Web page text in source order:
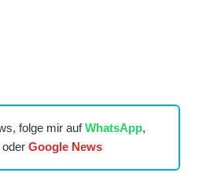
folge mir aufWhatsApp,
Google News